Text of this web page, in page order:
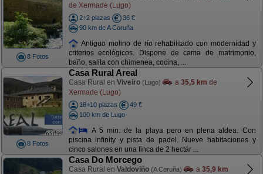
8 Fotos
de Xermade (Lugo)
2+2 plazas
36 €
90 km de A Coruña
Antiguo molino de río rehabilitado con modernidad y
criterios ecológicos. Dispone de cama de matrimonio,
baño, salita con chimenea, cocina, ...
8 Fotos
Casa Rural Areal
Casa Rural en Viveiro (Lugo) a 35,5 km de
Xermade (Lugo)
18+10 plazas
49 €
100 km de Lugo
A 5 min. de la playa pero en plena aldea. Con
piscina infinity y pista de padel. Nueve habitaciones y
cinco salones en una finca de 2 hectár ...
Casa Do Morcego
Casa Rural en Valdoviño (A Coruña) a 35,9 km